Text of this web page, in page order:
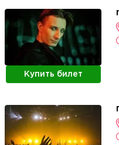
Купить билет